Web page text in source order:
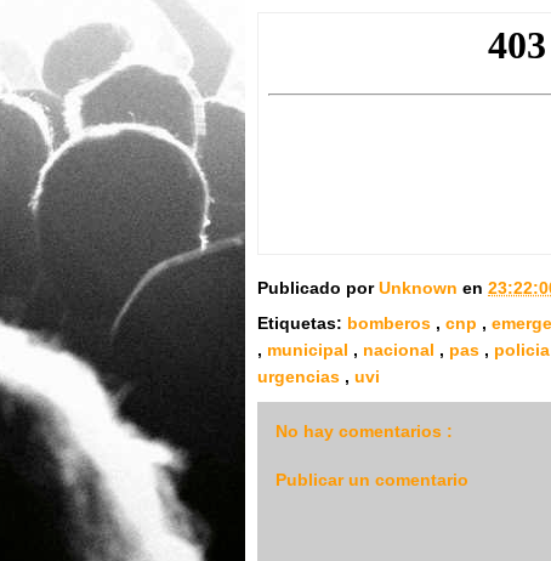
Publicado porUnknown en
Etiquetas: bomberos , cnp ,
, municipal , nacional , pas , policia
urgencias , uvi
No hay comentarios :
Publicar un comentario